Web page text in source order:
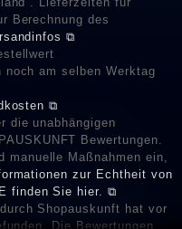
Berechnung des
⧉
noch am selben Werktag
⧉
die unabhängigen
Bewertungen.
Maßnahmen ein,
zur Echtheit von
finden Sie hier. ⧉
Shopauskunft hat vor
Die Bewertungen